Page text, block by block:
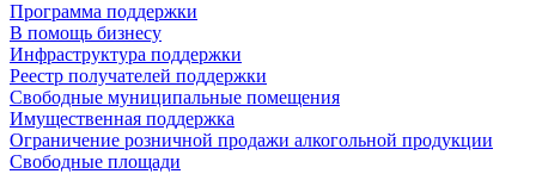
Программа поддержки
В помощь бизнесу
Инфраструктура поддержки
Реестр получателей поддержки
Свободные муниципальные помещения
Имущественная поддержка
Ограничение розничной продажи алкогольной продукции
Свободные площади